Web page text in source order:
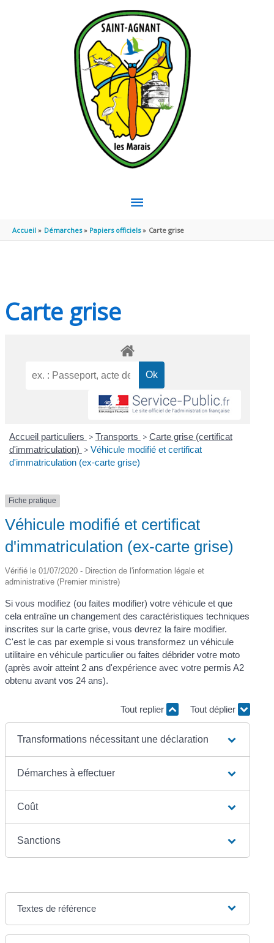
MENU
PRINCIPAL
Accueil Démarches Papiers officiels Carte grise
Carte grise
Accueil particuliers > Transports > Carte grise (certificat
d'immatriculation) > Véhicule modifié et certificat
d'immatriculation (ex-carte grise)
Fiche pratique
Véhicule modifié et certificat
d'immatriculation (ex-carte grise)
Vérifié le 01/07/2020 - Direction de l'information légale et
administrative (Premier ministre)
Si vous modifiez (ou faites modifier) votre véhicule et que
cela entraîne un changement des caractéristiques techniques
inscrites sur la carte grise, vous devrez la faire modifier.
C'est le cas par exemple si vous transformez un véhicule
utilitaire en véhicule particulier ou faites débrider votre moto
(après avoir atteint 2 ans d'expérience avec votre permis A2
obtenu avant vos 24 ans).
Tout replier Tout déplier
Transformations nécessitant une déclaration
Démarches à effectuer
Coût
Sanctions
Textes de référence